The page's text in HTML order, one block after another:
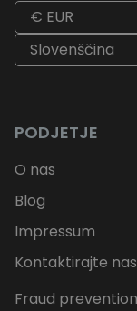
€ EUR
Slovenščina
PODJETJE
O nas
Blog
Impressum
Kontaktirajte nas
Fraud prevention